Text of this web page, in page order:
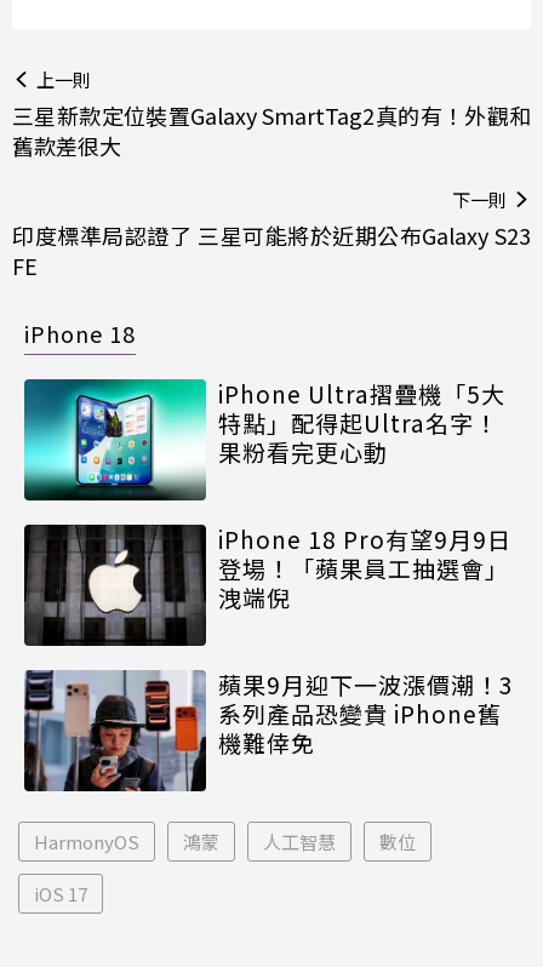
上一則
三星新款定位裝置Galaxy SmartTag2真的有！外觀和
舊款差很大
下一則
印度標準局認證了 三星可能將於近期公布Galaxy S23
FE
iPhone 18
iPhone Ultra摺疊機「5大
特點」配得起Ultra名字！
果粉看完更心動
iPhone 18 Pro有望9月9日
登場！「蘋果員工抽選會」
洩端倪
蘋果9月迎下一波漲價潮！3
系列產品恐變貴 iPhone舊
機難倖免
HarmonyOS 鴻蒙 人工智慧 數位
iOS 17